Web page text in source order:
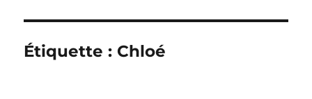
Étiquette : Chloé